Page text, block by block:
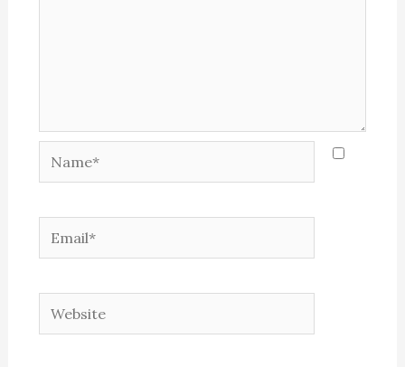
Name*
Email*
Website